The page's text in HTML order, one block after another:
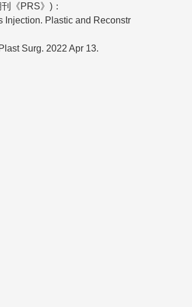
《PRS》)：
Plastic and Reconstr
Surg. 2022 Apr 13.